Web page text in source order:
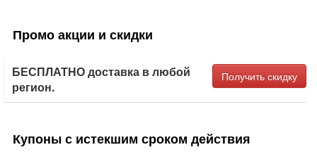
Промо акции и скидки
БЕСПЛАТНО доставка в любой
регион.
Получить скидку
Купоны с истекшим сроком действия